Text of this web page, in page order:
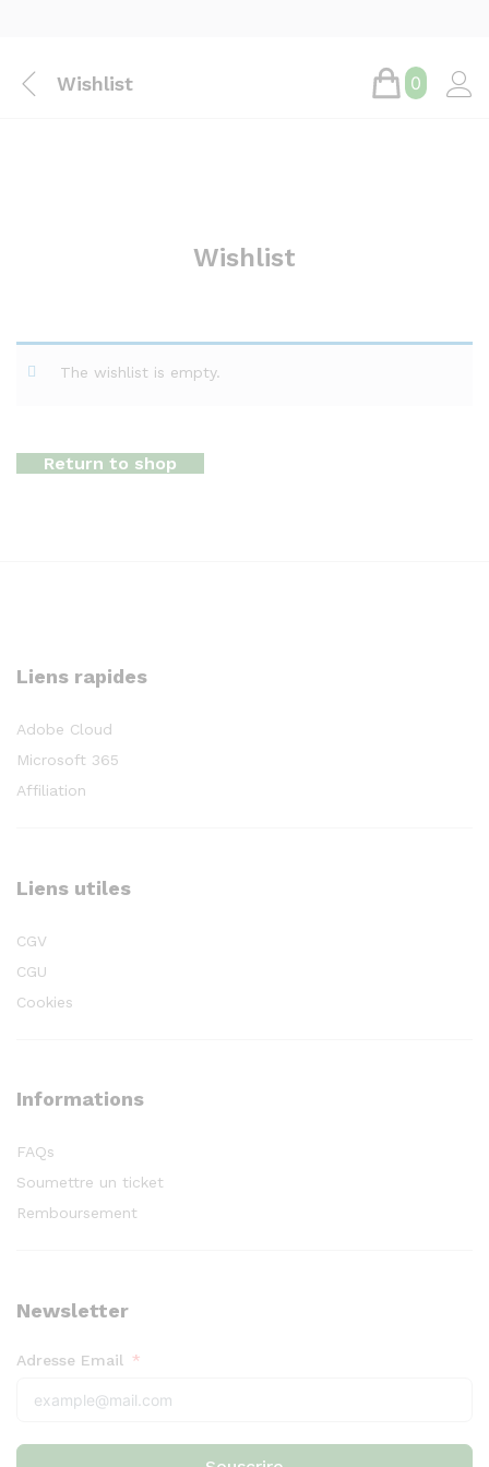
Wishlist 0
Wishlist
The wishlist is empty.
Return to shop
Liens rapides
Adobe Cloud
Microsoft 365
Affiliation
Liens utiles
CGV
CGU
Cookies
Informations
FAQs
Soumettre un ticket
Remboursement
Newsletter
Adresse Email